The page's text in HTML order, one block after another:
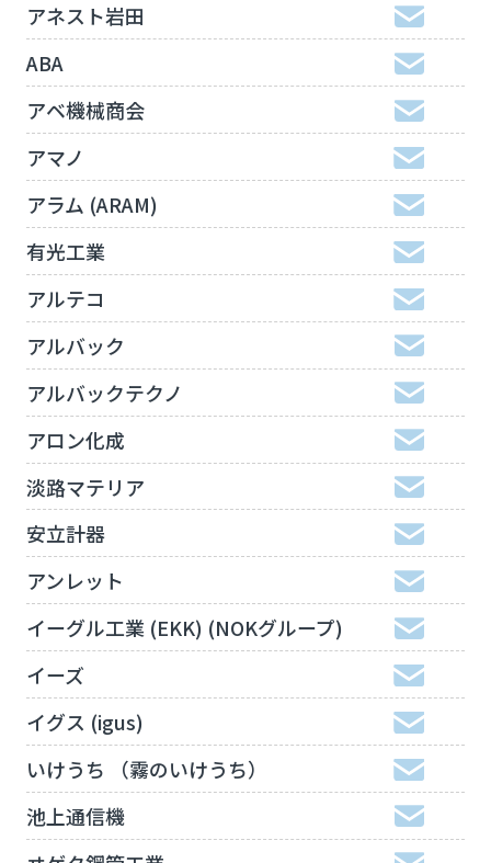
アネスト岩田
ABA
アベ機械商会
アマノ
アラム (ARAM)
有光工業
アルテコ
アルバック
アルバックテクノ
アロン化成
淡路マテリア
安立計器
アンレット
イーグル工業 (EKK) (NOKグループ)
イーズ
イグス (igus)
いけうち （霧のいけうち）
池上通信機